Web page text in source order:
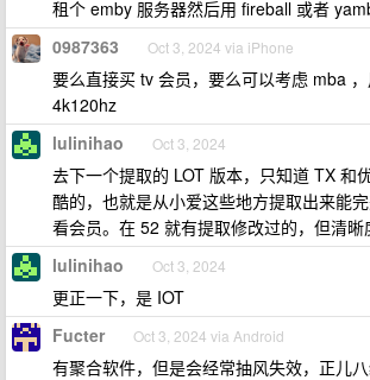
租个 emby 服务器然后用 fireball 或者
0987363 Oct 3, 2024 via iPhone
要么直接买 tv 会员，要么可以考虑 mba
4k120hz
lulinihao Oct 3, 2024
去下一个提取的 LOT 版本，只知道 TX 和
酷的，也就是从小爱这些地方提取出来能
看会员。在 52 就有提取修改过的，但清晰
lulinihao Oct 3, 2024
更正一下，是 IOT
Fucter Oct 3, 2024 via Android
有聚合软件，但是会经常抽风失效，正儿